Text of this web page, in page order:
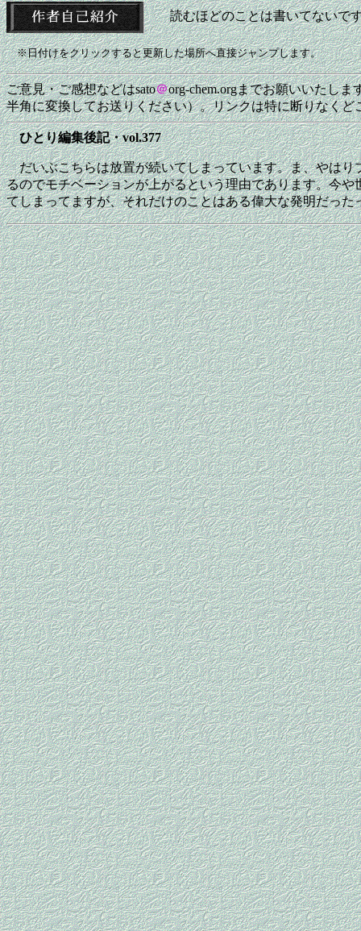
読むほどのことは書いてないです
※日付けをクリックすると更新した場所へ直接ジャンプします。
ご意見・ご感想などはsato＠org-chem.orgまでお願いいたし
半角に変換してお送りください）。リンクは特に断りなく
ひとり編集後記・vol.377
だいぶこちらは放置が続いてしまっています。ま、やはり
るのでモチベーションが上がるという理由であります。今
てしまってますが、それだけのことはある偉大な発明だった